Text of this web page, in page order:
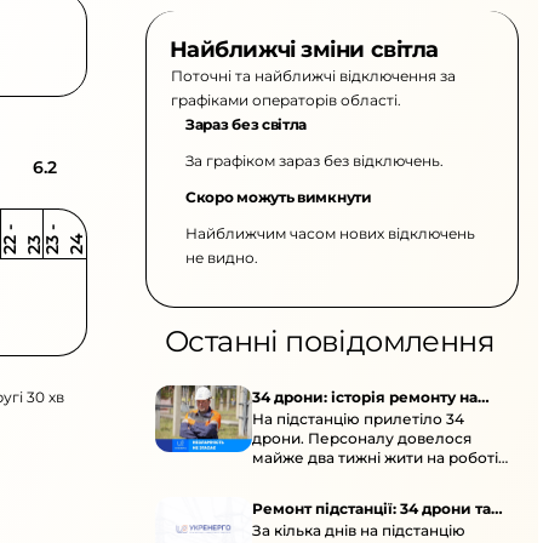
6.2
2 2
-
2 3 2 3
-
2 4
30 хв
Найближчі зміни світла
Поточні та найближчі відключення за
графіками операторів області.
Зараз без світла
За графіком зараз без відключень.
Скоро можуть вимкнути
Найближчим часом нових відключень
не видно.
Останні повідомлення
34 дрони: історія ремонту на
підстанції
На підстанцію прилетіло 34
дрони. Персоналу довелося
майже два тижні жити на роботі
Ремонт підстанції: 34 дрони та
окупація
За кілька днів на підстанцію